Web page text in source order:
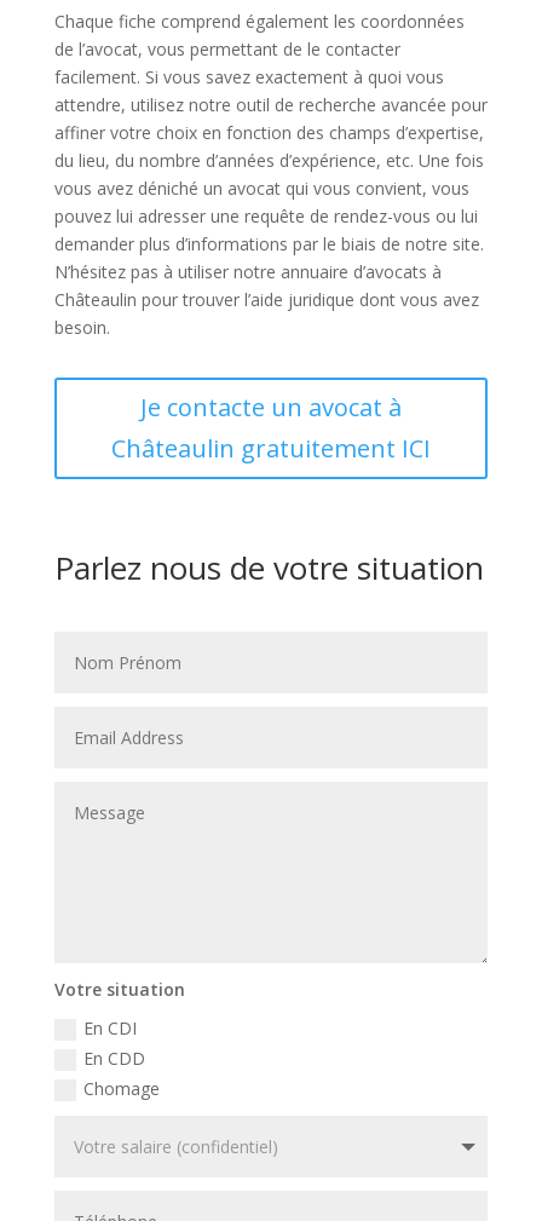
Chaque fiche comprend également les coordonnées
de l’avocat, vous permettant de le contacter
facilement. Si vous savez exactement à quoi vous
attendre, utilisez notre outil de recherche avancée pour
affiner votre choix en fonction des champs d’expertise,
du lieu, du nombre d’années d’expérience, etc. Une fois
vous avez déniché un avocat qui vous convient, vous
pouvez lui adresser une requête de rendez-vous ou lui
demander plus d’informations par le biais de notre site.
N’hésitez pas à utiliser notre annuaire d’avocats à
Châteaulin pour trouver l’aide juridique dont vous avez
besoin.
Je contacte un avocat à
Châteaulin gratuitement ICI
Parlez nous de votre situation
Votre situation
En CDI
En CDD
Chomage